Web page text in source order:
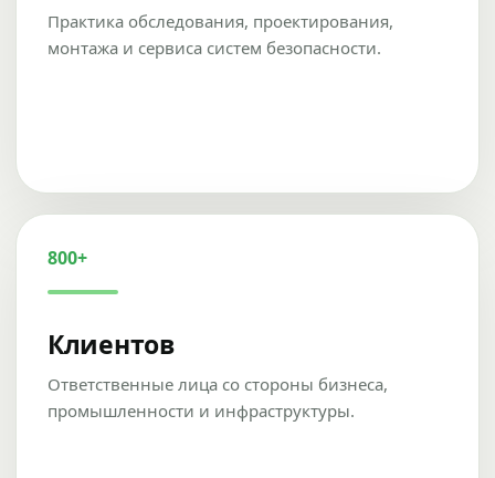
Практика обследования, проектирования,
монтажа и сервиса систем безопасности.
800+
Клиентов
Ответственные лица со стороны бизнеса,
промышленности и инфраструктуры.